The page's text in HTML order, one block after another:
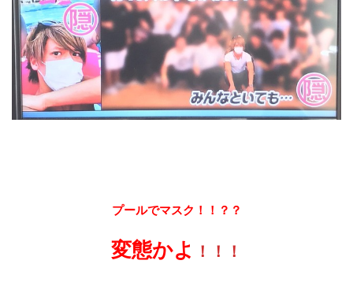
プールでマスク！！？？
変態かよ ！！！